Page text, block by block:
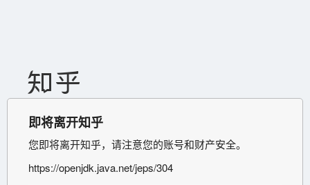
即将离开知乎
您即将离开知乎，请注意您的账号和财产安全。
https://openjdk.java.net/jeps/304